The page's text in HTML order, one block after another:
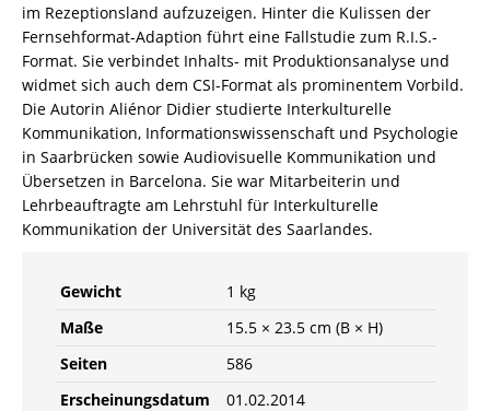
im Rezeptionsland aufzuzeigen. Hinter die Kulissen der
Fernsehformat-Adaption führt eine Fallstudie zum R.I.S.-
Format. Sie verbindet Inhalts- mit Produktionsanalyse und
widmet sich auch dem CSI-Format als prominentem Vorbild.
Die Autorin Aliénor Didier studierte Interkulturelle
Kommunikation, Informationswissenschaft und Psychologie
in Saarbrücken sowie Audiovisuelle Kommunikation und
Übersetzen in Barcelona. Sie war Mitarbeiterin und
Lehrbeauftragte am Lehrstuhl für Interkulturelle
Kommunikation der Universität des Saarlandes.
Gewicht
1 kg
Maße
15.5 × 23.5 cm (B × H)
Seiten
586
Erscheinungsdatum
01.02.2014